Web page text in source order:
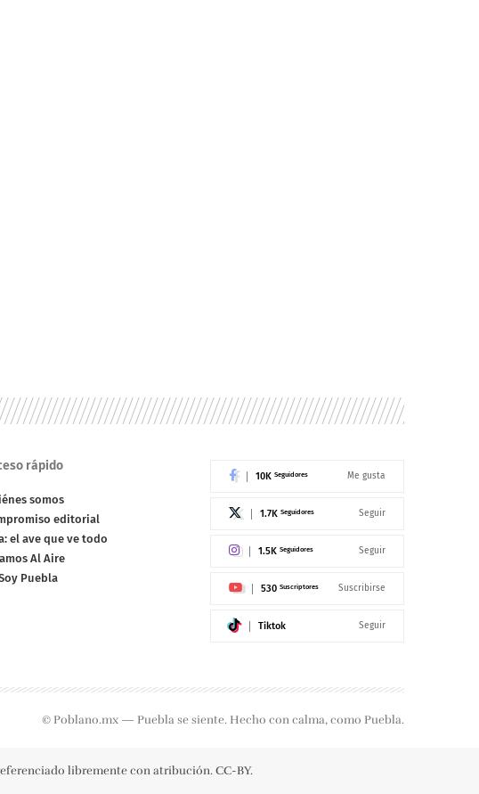
rápido
somos
editorial
el ave que ve todo
Al Aire
Puebla
10K Seguidores Me gusta
1.7K Seguidores Seguir
1.5K Seguidores Seguir
530 Suscriptores Suscribirse
Tiktok Seguir
© Poblano.mx — Puebla se siente. Hecho con calma, como Puebla.
libremente con atribución. CC-BY.